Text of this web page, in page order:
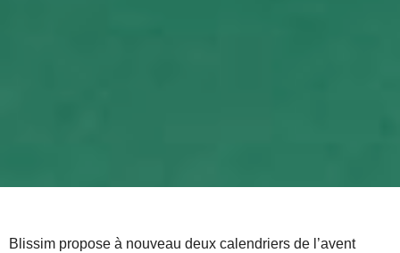
Blissim propose à nouveau deux calendriers de l’avent